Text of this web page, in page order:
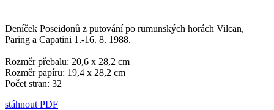
Deníček Poseidonů z putování po rumunských horách Vilcan,
Paring a Capatini 1.-16. 8. 1988.
Rozměr přebalu: 20,6 x 28,2 cm
Rozměr papíru: 19,4 x 28,2 cm
Počet stran: 32
stáhnout PDF